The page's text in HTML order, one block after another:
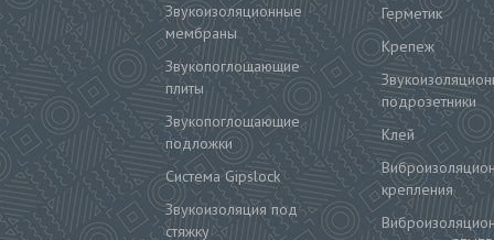
Звукоизоляционные
мембраны
Звукопоглощающие
плиты
Звукопоглощающие
подложки
Система Gipslock
Звукоизоляция под
стяжку
Герметик
Крепеж
подрозетники
Клей
крепления